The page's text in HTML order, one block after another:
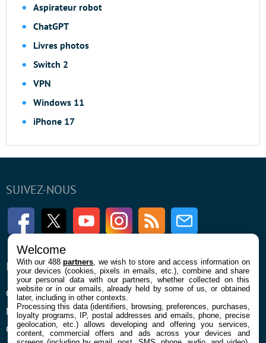
Aspirateur robot
ChatGPT
Livres photos
Switch 2
VPN
Windows 11
iPhone 17
SUIVEZ-NOUS
FacebookTwitter Youtube InstagramRSS Newsletter
ENTREPRISE
Qui sommes nous
Mentions légales et CGU
Confidentialité et Cookies
À PROPOS
La rédaction
Contact
Welcome
With our 488partners , we wish to store and access information on
your devices (cookies, pixels in emails, etc.), combine and share
your personal data with our partners, whether collected on this
website or in our emails, already held by some of us, or obtained
later, including in other contexts.
Processing this data (identifiers, browsing, preferences, purchases,
loyalty programs, IP, postal addresses and emails, phone, precise
geolocation, etc.) allows developing and offering you services,
content, commercial offers and ads across your devices and